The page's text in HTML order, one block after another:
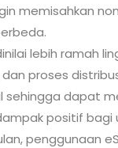
memisahkan
lebih ramah
proses
sehingga dapat
positif
penggunaan